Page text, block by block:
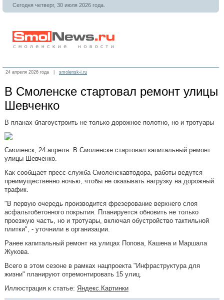
Сегодня четверг, 30 июля 2026 года.
24 апреля 2026 года | smolensk-i.ru
В Смоленске стартовал ремонт улицы
Шевченко
В планах благоустроить не только дорожное полотно, но и тротуары
Смоленск, 24 апреля. В Смоленске стартовал капитальный ремонт
улицы Шевченко.
Как сообщает пресс-служба Смоленскавтодора, работы ведутся
преимущественно ночью, чтобы не оказывать нагрузку на дорожный
трафик.
"В первую очередь производится фрезерование верхнего слоя
асфальтобетонного покрытия. Планируется обновить не только
проезжую часть, но и тротуары, включая обустройство тактильной
плитки", - уточнили в организации.
Ранее капитальный ремонт на улицах Попова, Кашена и Маршала
Жукова.
Всего в этом сезоне в рамках нацпроекта "Инфраструктура для
жизни" планируют отремонтировать 15 улиц.
Иллюстрация к статье: Яндекс.Картинки